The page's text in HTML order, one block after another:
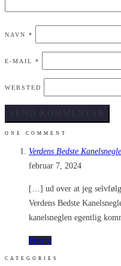
NAVN *
E-MAIL *
WEBSTED
ONE COMMENT
Verdens Bedste
februar 7, 2024
[…] ud over at jeg
Verdens Bedste
kanelsneglen egentlig
Besvar
CATEGORIES